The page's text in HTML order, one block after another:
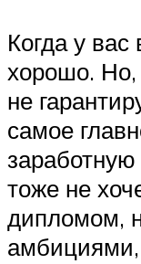
Когда у
хорошо.
не
самое
тоже не
дипломом,
амбициями,